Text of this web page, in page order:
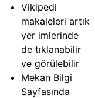
Vikipedi
makaleleri artık
yer imlerinde
de tıklanabilir
ve görülebilir
Mekan Bilgi
Sayfasında